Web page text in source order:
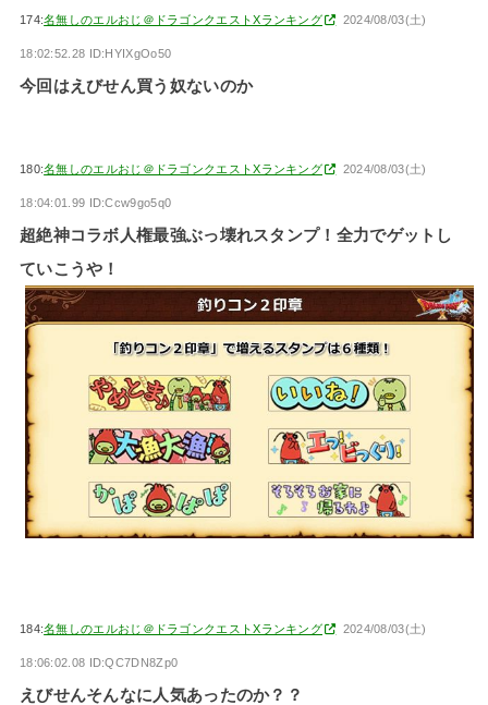
174:名無しのエルおじ＠ドラゴンクエストXランキング 2024/08/03(土)
18:02:52.28 ID:HYIXgOo50
今回はえびせん買う奴ないのか
180:名無しのエルおじ＠ドラゴンクエストXランキング 2024/08/03(土)
18:04:01.99 ID:Ccw9go5q0
超絶神コラボ人権最強ぶっ壊れスタンプ！全力でゲットし
ていこうや！
184:名無しのエルおじ＠ドラゴンクエストXランキング 2024/08/03(土)
18:06:02.08 ID:QC7DN8Zp0
えびせんそんなに人気あったのか？？